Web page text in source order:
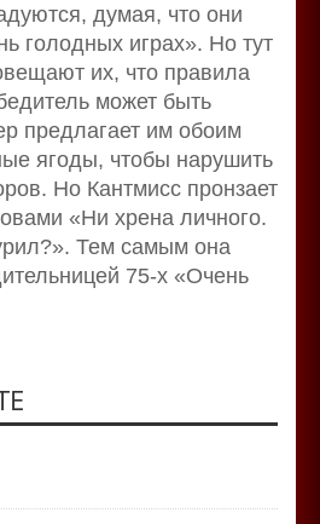
думая, что они
голодных играх». Но тут
их, что правила
может быть
предлагает им обоим
ягоды, чтобы нарушить
Но Кантмисс пронзает
«Ни хрена личного.
Тем самым она
75-х «Очень